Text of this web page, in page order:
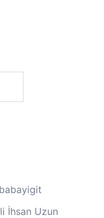
İhsan Uzun